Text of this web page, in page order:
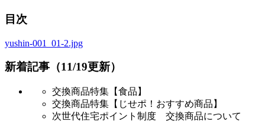
目次
yushin-001_01-2.jpg
新着記事（11/19更新）
交換商品特集【食品】
交換商品特集【じせポ！おすすめ商品】
次世代住宅ポイント制度 交換商品について